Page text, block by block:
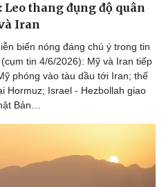
Giải trí
Thời trang
Sao Việt
thang đụng độ quân
Iran
biến nóng đáng chú ý trong tin
tin 4/6/2026): Mỹ và Iran tiếp
phóng vào tàu dầu tới Iran; thế
Hormuz; Israel - Hezbollah giao
Bản…